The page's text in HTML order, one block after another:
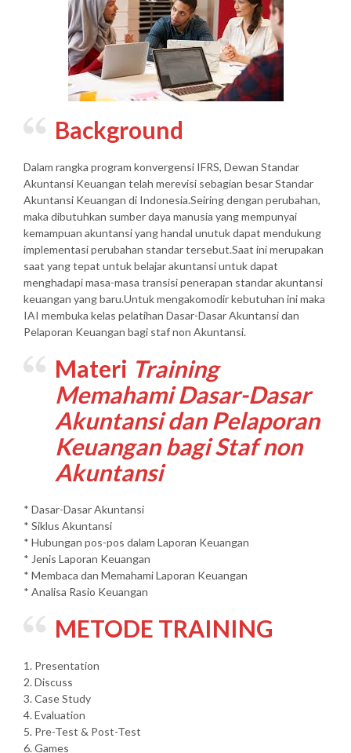
Background
Dalam rangka program konvergensi IFRS, Dewan Standar
Akuntansi Keuangan telah merevisi sebagian besar Standar
Akuntansi Keuangan di Indonesia.Seiring dengan perubahan,
maka dibutuhkan sumber daya manusia yang mempunyai
kemampuan akuntansi yang handal unutuk dapat mendukung
implementasi perubahan standar tersebut.Saat ini merupakan
saat yang tepat untuk belajar akuntansi untuk dapat
menghadapi masa-masa transisi penerapan standar akuntansi
keuangan yang baru.Untuk mengakomodir kebutuhan ini maka
IAI membuka kelas pelatihan Dasar-Dasar Akuntansi dan
Pelaporan Keuangan bagi staf non Akuntansi.
Materi Training
Memahami Dasar-Dasar
Akuntansi dan Pelaporan
Keuangan bagi Staf non
Akuntansi
* Dasar-Dasar Akuntansi
* Siklus Akuntansi
* Hubungan pos-pos dalam Laporan Keuangan
* Jenis Laporan Keuangan
* Membaca dan Memahami Laporan Keuangan
* Analisa Rasio Keuangan
METODE TRAINING
1. Presentation
2. Discuss
3. Case Study
4. Evaluation
5. Pre-Test & Post-Test
6. Games